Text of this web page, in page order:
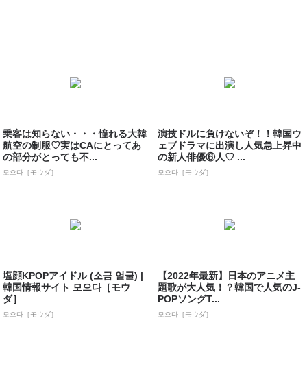
乗客は知らない・・・憧れる大韓
航空の制服♡実はCAにとってあ
の部分がとっても不...
모으다［モウダ］
演技ドルに負けないぞ！！韓国ウ
ェブドラマに出演し人気急上昇中
の新人俳優⑥人♡ ...
모으다［モウダ］
塩顔KPOPアイドル (소금 얼굴) |
韓国情報サイト 모으다［モウ
ダ］
모으다［モウダ］
【2022年最新】日本のアニメ主
題歌が大人気！？韓国で人気のJ-
POPソングT...
모으다［モウダ］